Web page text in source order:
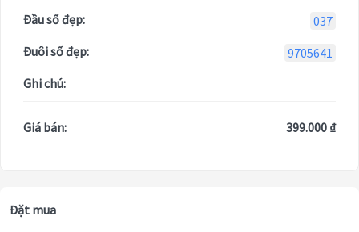
Đầu số đẹp:
037
Đuôi số đẹp:
9705641
Ghi chú:
Giá bán: 399.000 ₫
Đặt mua